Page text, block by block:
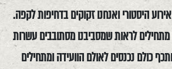
היסטורי ואנחנו זקוקים בדחיפות לקפה.
לראות שמסביבנו מסתובבים עשרות
כולם נכנסים לאולם הוועידה ומתחילים